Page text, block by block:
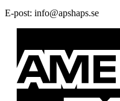
E-post:
es.spahspa
@ofni